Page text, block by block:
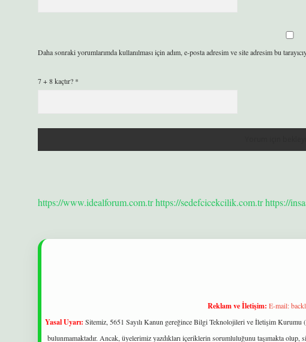
Daha sonraki yorumlarımda kullanılması için adım, e-posta adresim ve site adresim bu
7 + 8 kaçtır? *
https://www.idealforum.com.trhttps://sedefcicekcilik.com.trhttps://
Reklam ve İletişim: E-mail:
Yasal Uyarı: Sitemiz, 5651 Sayılı Kanun gereğince Bilgi Teknolojileri ve İletişim Kurumu
bulunmamaktadır. Ancak, üyelerimiz yazdıkları içeriklerin sorumluluğunu taşımakta